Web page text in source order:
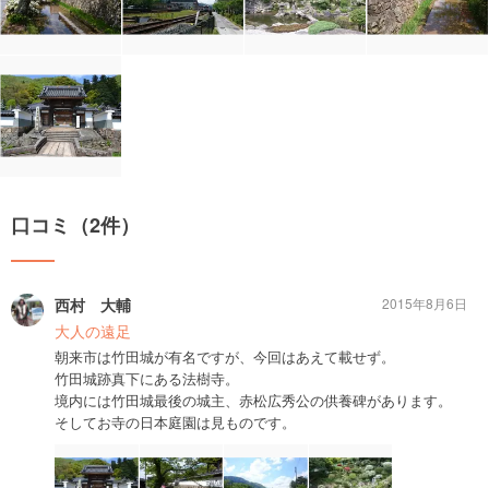
口コミ（2件）
西村 大輔
大人の遠足
朝来市は竹田城が有名ですが、今回はあえて載せず。
竹田城跡真下にある法樹寺。
境内には竹田城最後の城主、赤松広秀公の供養碑があります。
そしてお寺の日本庭園は見ものです。
2015年8月6日